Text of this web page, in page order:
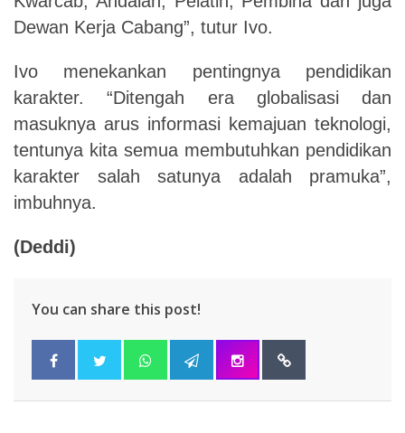
Dewan Kerja Cabang”, tutur Ivo.
Ivo menekankan pentingnya pendidikan
karakter. “Ditengah era globalisasi dan
masuknya arus informasi kemajuan teknologi,
tentunya kita semua membutuhkan pendidikan
karakter salah satunya adalah pramuka”,
imbuhnya.
(Deddi)
You can share this post!